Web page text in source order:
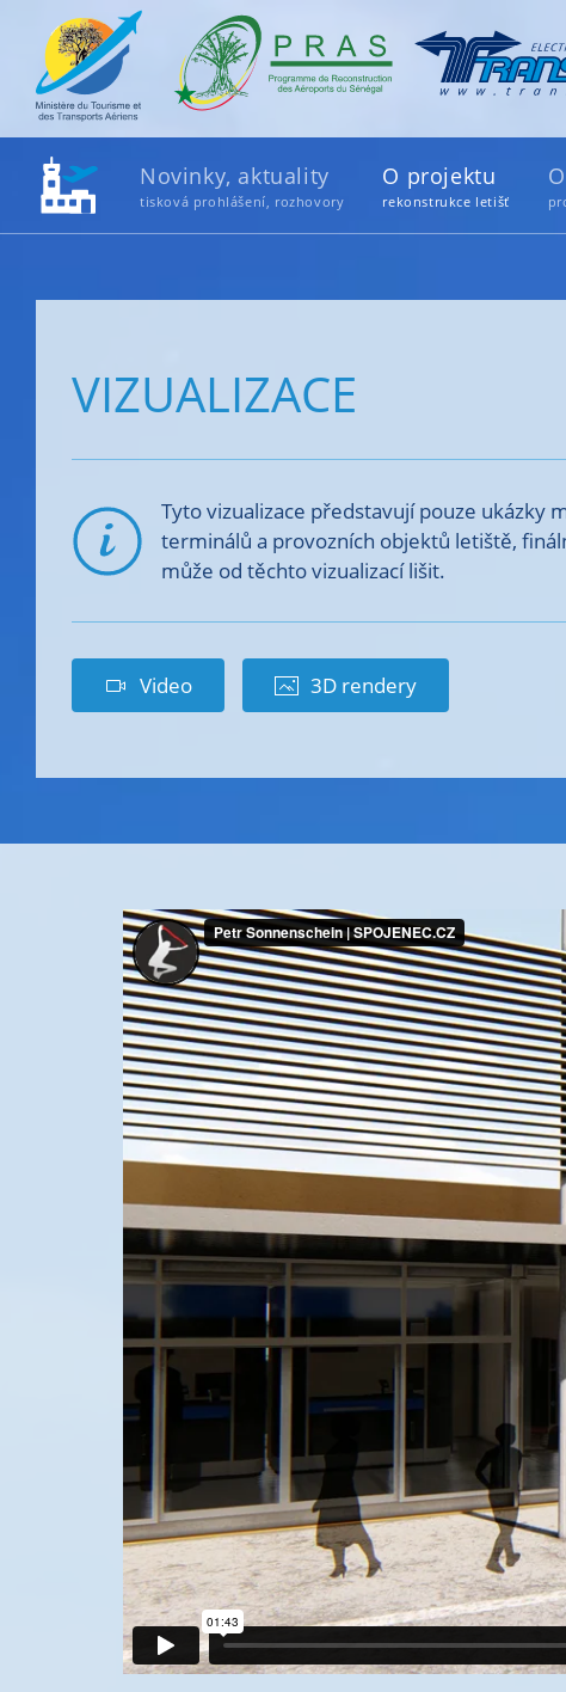
Novinky, aktuality
tisková prohlášení, rozhovory
O projektu
rekonstrukce letišť
VIZUALIZACE
Tyto vizualizace představují pouze ukázky
terminálů a provozních objektů letiště,
může od těchto vizualizací lišit.
Video 3D rendery